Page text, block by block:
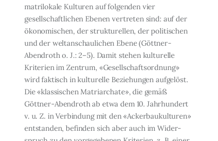
matrilokale Kulturen auf folgenden vier
gesellschaftlichen Ebenen vertreten sind: auf der
ökonomischen, der strukturellen, der politischen
und der weltanschaulichen Ebene (Göttner-
Abendroth o. J.: 2–5). Damit stehen kulturelle
Kriterien im Zentrum, «Gesell­schaftsordnung»
wird faktisch in kulturelle Beziehungen aufgelöst.
Die «klassischen Ma­triarchate», die gemäß
Göttner-Abendroth ab etwa dem 10. Jahrhundert
v. u. Z. in Ver­bindung mit den «Ackerbaukulturen»
entstanden, befinden sich aber auch im Wider­